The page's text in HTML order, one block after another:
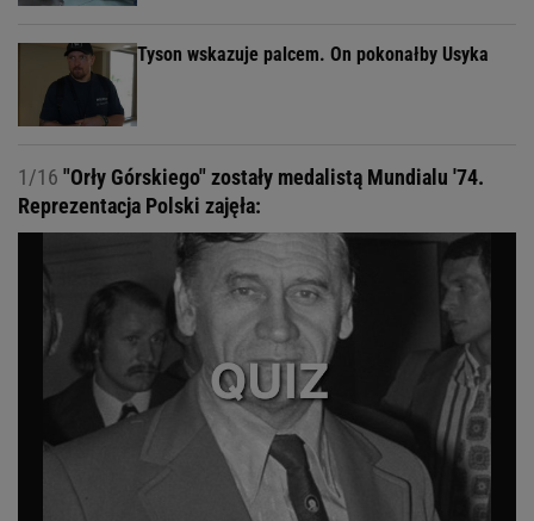
Tyson wskazuje palcem. On pokonałby Usyka
1/16 "Orły Górskiego" zostały medalistą Mundialu '74.
Reprezentacja Polski zajęła: